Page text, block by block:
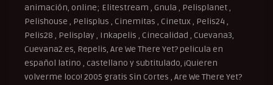
animación, online; Elitestream , Gnula , Pelisplanet ,
Pelishouse , Pelisplus , Cinemitas , Cinetux , Pelis24 ,
Pelis28 , Pelisplay , Inkapelis , Cinecalidad , Cuevana3,
Cuevana2.es, Repelis, Are We There Yet? pelicula en
español latino , castellano y subtitulado, ¡Quieren
volverme loco! 2005 gratis Sin Cortes , Are We There Yet?